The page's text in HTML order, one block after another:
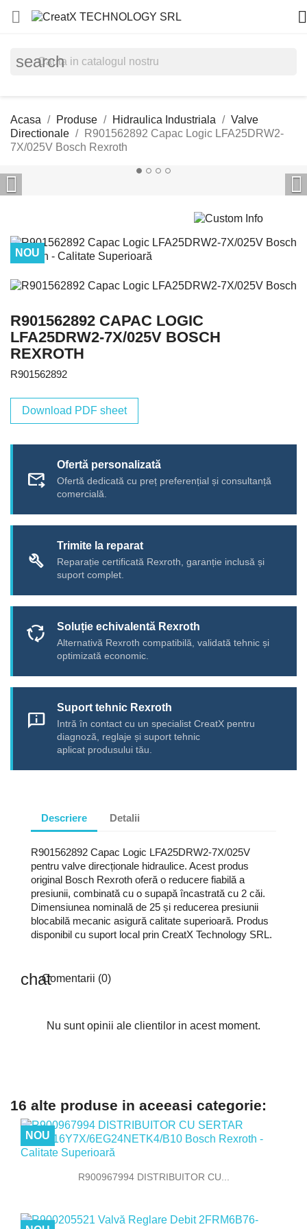
 
search
Acasa Produse Hidraulica Industriala
Valve
Directionale
R901562892 Capac Logic LFA25DRW2-
7X/025V Bosch Rexroth
 
NOU
R901562892 CAPAC LOGIC
LFA25DRW2-7X/025V BOSCH
REXROTH
R901562892
Download PDF sheet
forward_to_inbox
Ofertă personalizată
Ofertă dedicată cu preț preferențial și consultanță
comercială.
build
Trimite la reparat
Reparație certificată Rexroth, garanție inclusă și
suport complet.
cycle Soluție echivalentă Rexroth
Alternativă Rexroth compatibilă, validată tehnic și
optimizată economic.
chat_info
Suport tehnic Rexroth
Intră în contact cu un specialist CreatX pentru
diagnoză, reglaje și suport tehnic
aplicat produsului tău.
Descriere Detalii
R901562892 Capac Logic LFA25DRW2-7X/025V
pentru valve direcționale hidraulice. Acest produs
original Bosch Rexroth oferă o reducere fiabilă a
presiunii, combinată cu o supapă încastrată cu 2 căi.
Dimensiunea nominală de 25 și reducerea presiunii
blocabilă mecanic asigură calitate superioară. Produs
disponibil cu suport local prin CreatX Technology SRL.
Comentarii (0)
Nu sunt opinii ale clientilor in acest moment.
16 alte produse in aceeasi categorie:
R900967994 DISTRIBUITOR CU...
NOU